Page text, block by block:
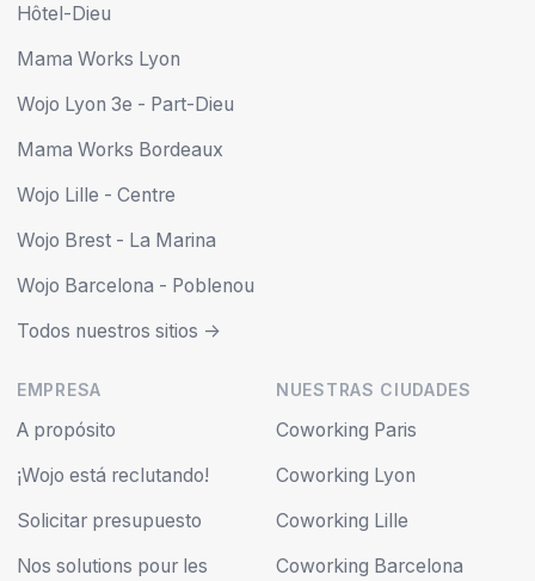
Hôtel-Dieu
Mama Works Lyon
Wojo Lyon 3e - Part-Dieu
Mama Works Bordeaux
Wojo Lille - Centre
Wojo Brest - La Marina
Wojo Barcelona - Poblenou
Todos nuestros sitios ->
EMPRESA
A propósito
¡Wojo está reclutando!
Solicitar presupuesto
Nos solutions pour les
NUESTRAS CIUDADES
Coworking Paris
Coworking Lyon
Coworking Lille
Coworking Barcelona